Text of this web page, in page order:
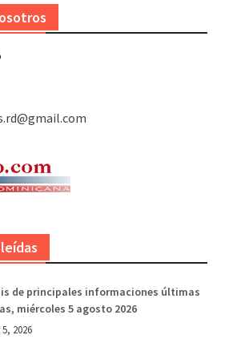
de principales informaciones últimas
miércoles 5 agosto 2026
2026